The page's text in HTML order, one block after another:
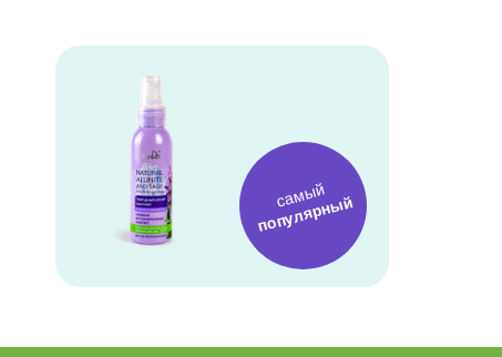
АКСЕССУАРЫ
НАБОРЫ
самый
популярный